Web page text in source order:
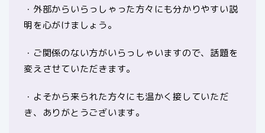
・外部からいらっしゃった方々にも分かりやすい説
明を心がけましょう。
・ご関係のない方がいらっしゃいますので、話題を
変えさせていただきます。
・よそから来られた方々にも温かく接していただ
き、ありがとうございます。